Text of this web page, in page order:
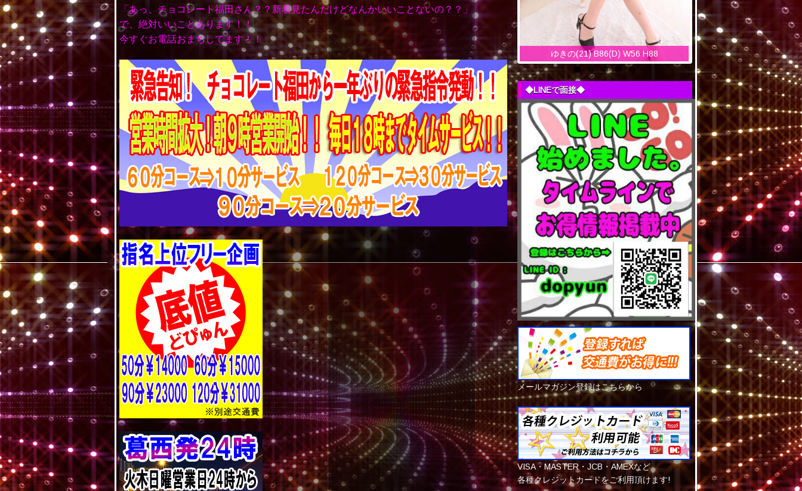
「あっ、チョコレート福田さん？？新着見たんだけどなんかいいことないの？？」
で、絶対いいことあります！！
今すぐお電話おまちしてます！！
ゆきの(21) B86(D) W56 H88
◆LINEで面接◆
メールマガジン登録はこちらから
VISA・MASTER・JCB・AMEXなど
各種クレジットカードをご利用頂けます!